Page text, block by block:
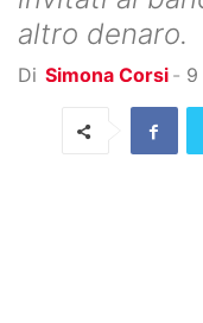
altro denaro.
Di Simona Corsi - 9